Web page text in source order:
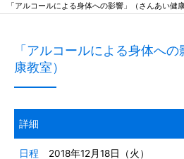
「アルコールによる身体への影響」（さんあい健康
「アルコールによる身体へ
康教室）
詳細
日程 2018年12月18日（火）